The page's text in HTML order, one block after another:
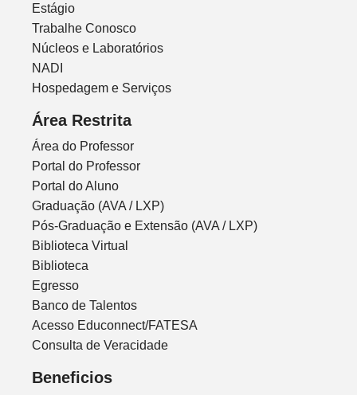
Estágio
Trabalhe Conosco
Núcleos e Laboratórios
NADI
Hospedagem e Serviços
Área Restrita
Área do Professor
Portal do Professor
Portal do Aluno
Graduação (AVA / LXP)
Pós-Graduação e Extensão (AVA / LXP)
Biblioteca Virtual
Biblioteca
Egresso
Banco de Talentos
Acesso Educonnect/FATESA
Consulta de Veracidade
Beneficios